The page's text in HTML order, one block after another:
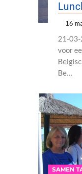
16
21-03-
voor
Be…
SAMEN